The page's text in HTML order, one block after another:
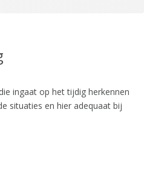
ingaat op het tijdig herkennen
situaties en hier adequaat bij